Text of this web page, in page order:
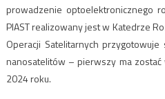
prowadzenie optoelektronicznego
PIAST realizowany jest w Katedrze
Operacji Satelitarnych
nanosatelitów – pierwszy ma
2024 roku.